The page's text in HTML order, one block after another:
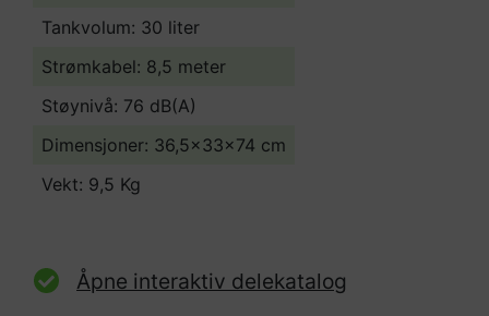
Tankvolum: 30 liter
Strømkabel: 8,5 meter
Støynivå: 76 dB(A)
Dimensjoner: 36,5x33x74 cm
Vekt: 9,5 Kg
Åpne interaktiv delekatalog